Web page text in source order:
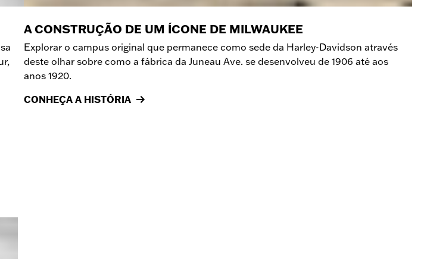
A CONSTRUÇÃO DE UM ÍCONE DE MILWAUKEE
Explorar o campus original que permanece como sede da Harley-Davidson através
deste olhar sobre como a fábrica da Juneau Ave. se desenvolveu de 1906 até aos
anos 1920.
CONHEÇA A HISTÓRIA